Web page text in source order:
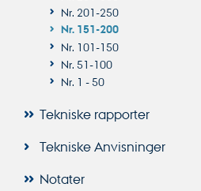
Nr. 201-250
Nr. 151-200
Nr. 101-150
Nr. 51-100
Nr. 1 - 50
Tekniske rapporter
Tekniske Anvisninger
Notater